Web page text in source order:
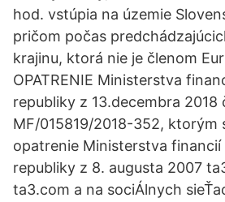
hod. vstúpia na územie
pričom počas
krajinu, ktorá nie je členom
OPATRENIE Ministerstva
republiky z 13.decembra 2018
MF/015819/2018-352, ktorým
opatrenie Ministerstva financií
republiky z 8. augusta 2007
ta3.com a na sociÁlnych